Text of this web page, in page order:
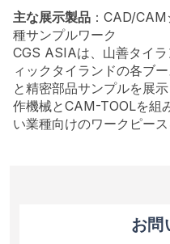
主な展示製品 ：CAD/
種サンプルワーク
CGS ASIAは、山善タイ
ィックタイランドの各ブ
と精密部品サンプルを展
作機械とCAM-TOOLを組
い業種向けのワークピース
お問